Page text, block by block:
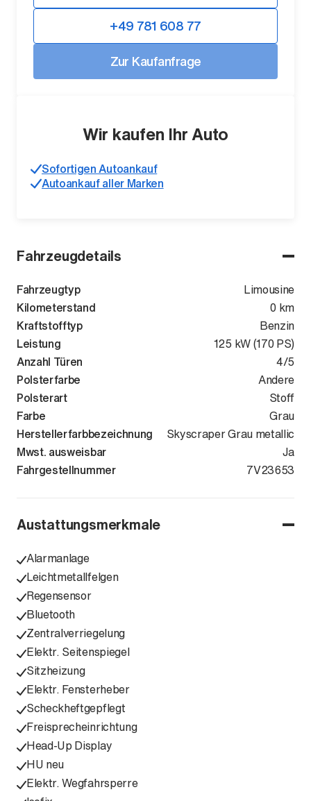
Fahrzeugdetails
Fahrzeugtyp
Limousine
Kilometerstand
0 km
Kraftstofftyp
Benzin
Leistung
125 kW (170 PS)
Anzahl Türen
4/5
Polsterfarbe
Andere
Polsterart
Stoff
Farbe
Grau
Herstellerfarbbezeichnung
Skyscraper Grau metallic
Mwst. ausweisbar
Ja
Fahrgestellnummer
7V23653
Austattungsmerkmale
Alarmanlage
Leichtmetallfelgen
Regensensor
Bluetooth
Zentralverriegelung
Elektr. Seitenspiegel
Sitzheizung
Elektr. Fensterheber
Scheckheftgepflegt
Freisprecheinrichtung
Head-Up Display
HU neu
Elektr. Wegfahrsperre
+49 781 608 77
Zur Kaufanfrage
Wir kaufen Ihr Auto
Sofortigen Autoankauf
Autoankauf aller Marken